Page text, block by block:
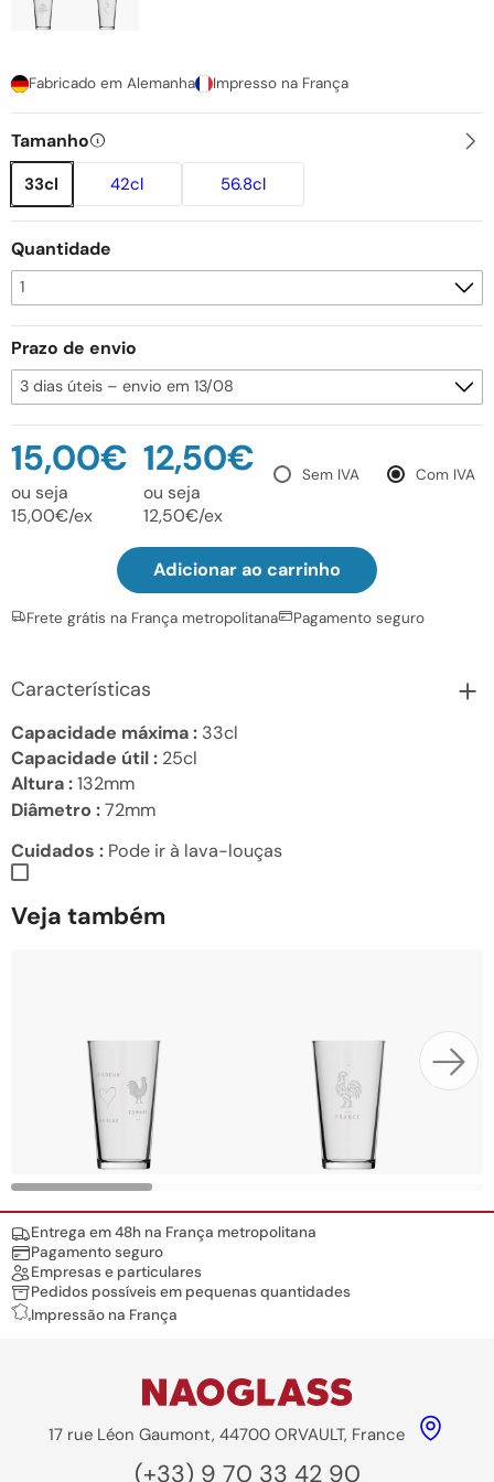
Fabricado em Alemanha Impresso na França
Tamanho
33cl 42cl 56.8cl
Quantidade
Prazo de envio
Sem IVA Com IVA
15,00€
ou seja
15,00€/ex
12,50€
ou seja
12,50€/ex
Adicionar ao carrinho
Frete grátis na França metropolitana Pagamento seguro
Características
Capacidade máxima : 33cl
Capacidade útil : 25cl
Altura :132mm
Diâmetro :72mm
Cuidados : Pode ir à lava-louças
Veja também
Nos engagements
Entrega em 48h na França metropolitana
Pagamento seguro
Empresas e particulares
Pedidos possíveis em pequenas quantidades
Impressão na França
17 rue Léon Gaumont, 44700 ORVAULT, France
(+33) 9 70 33 42 90